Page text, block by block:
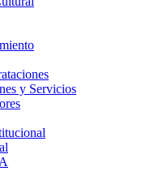
y Servicios